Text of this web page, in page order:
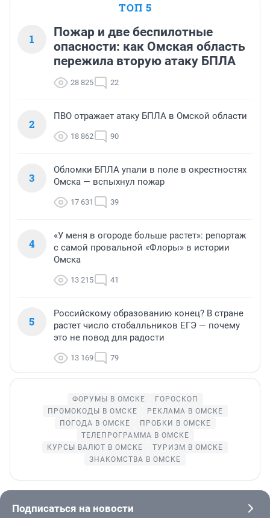
ТОП 5
1
Пожар и две беспилотные
опасности: как Омская область
пережила вторую атаку БПЛА
28 825 22
2
ПВО отражает атаку БПЛА в Омской области
18 862 90
3
Обломки БПЛА упали в поле в окрестностях
Омска — вспыхнул пожар
17 631 39
4
«У меня в огороде больше растет»: репортаж
с самой провальной «Флоры» в истории
Омска
13 215 41
5
Российскому образованию конец? В стране
растет число стобалльников ЕГЭ — почему
это не повод для радости
13 169 79
ФОРУМЫ В ОМСКЕ
ГОРОСКОП
ПРОМОКОДЫ В ОМСКЕ
РЕКЛАМА В ОМСКЕ
ПОГОДА В ОМСКЕ
ПРОБКИ В ОМСКЕ
ТЕЛЕПРОГРАММА В ОМСКЕ
КУРСЫ ВАЛЮТ В ОМСКЕ
ТУРИЗМ В ОМСКЕ
ЗНАКОМСТВА В ОМСКЕ
Подписаться на новости